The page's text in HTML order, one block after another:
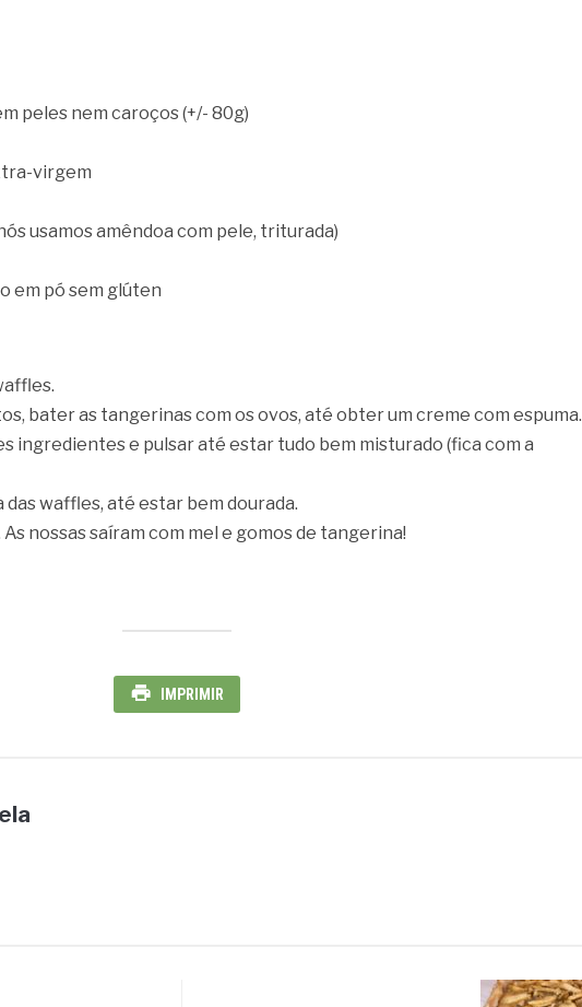
peles nem caroços (+/- 80g)
virgem
usamos amêndoa com pele, triturada)
em pó sem glúten
bater as tangerinas com os ovos, até obter um creme com espuma.
ingredientes e pulsar até estar tudo bem misturado (fica com a
das waffles, até estar bem dourada.
nossas saíram com mel e gomos de tangerina!
IMPRIMIR